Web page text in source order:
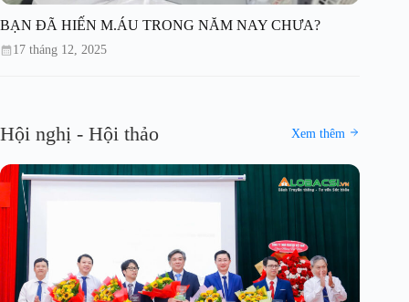
BẠN ĐÃ HIẾN M.ÁU TRONG NĂM NAY CHƯA?
17 tháng 12, 2025
Hội nghị - Hội thảo Xem thêm